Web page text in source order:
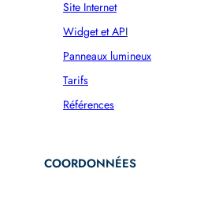
Site Internet
Widget et API
Panneaux lumineux
Tarifs
Références
COORDONNÉES